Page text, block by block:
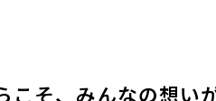
そ、みんなの想い